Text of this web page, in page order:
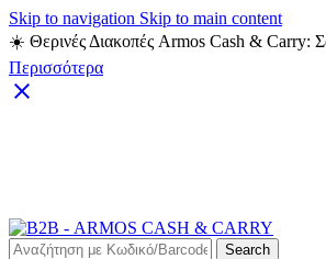
Skip to navigation Skip to main content
☀️ Θερινές Διακοπές Armos Cash & Carry:
Περισσότερα
Search